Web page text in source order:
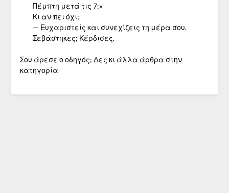
Πέμπτη μετά τις 7;»
Κι αν πει όχι;
— Ευχαριστείς και συνεχίζεις τη μέρα σου.
Σεβάστηκες; Κέρδισες.
Σου άρεσε ο οδηγός; Δες κι άλλα άρθρα στην
κατηγορία